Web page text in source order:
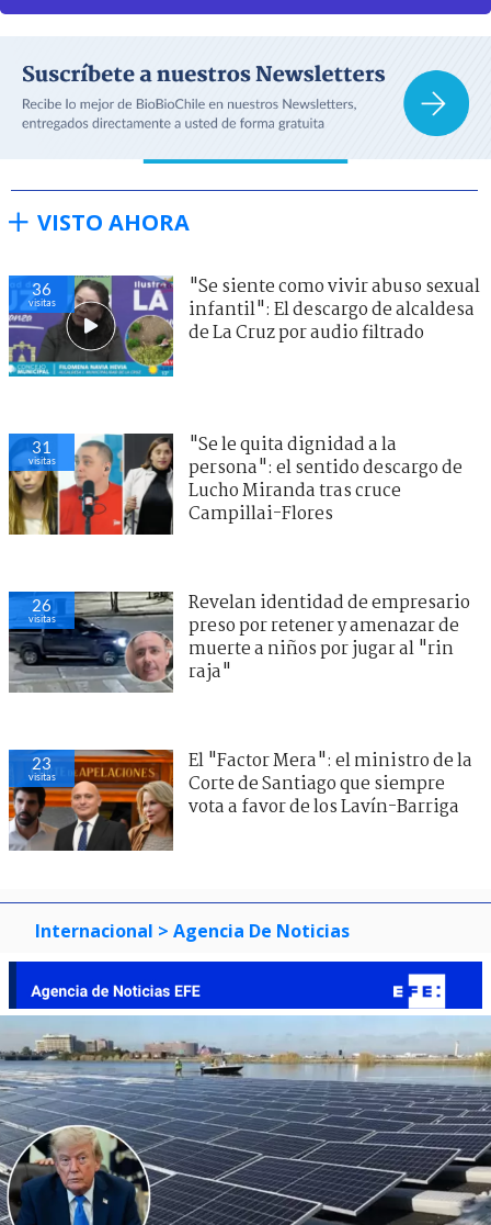
VISTO AHORA
36
visitas
"Se siente como vivir abuso sexual
infantil": El descargo de alcaldesa
de La Cruz por audio filtrado
31
visitas
"Se le quita dignidad a la
persona": el sentido descargo de
Lucho Miranda tras cruce
Campillai-Flores
26
visitas
Revelan identidad de empresario
preso por retener y amenazar de
muerte a niños por jugar al "rin
raja"
23
visitas
El "Factor Mera": el ministro de la
Corte de Santiago que siempre
vota a favor de los Lavín-Barriga
Internacional > Agencia De Noticias